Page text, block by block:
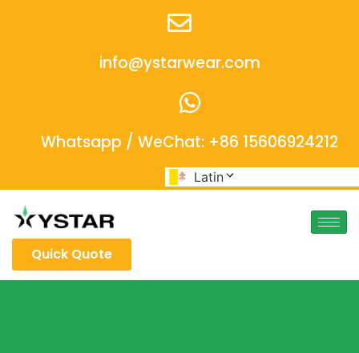
info@ystarwear.com
Whatsapp / WeChat: +86 15606924212
Latin
Quick Quote